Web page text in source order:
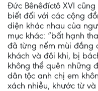
Đức Bênêđíctô XVI
biết đối với các cộng
diện khác nhau của
mục khác: “bất hạnh
đã từng nếm mùi đắng
khách và đôi khi, bị
không thể quên những
dân tộc anh chị em
xách nhiễu, khước từ